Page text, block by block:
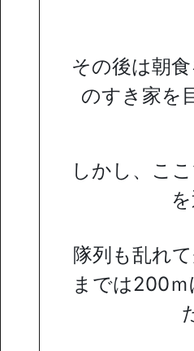
その後は朝
のすき家を
しかし、こ
隊列も乱れて
までは200